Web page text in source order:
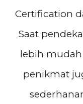
Certification
Saat
lebih mudah
penikmat